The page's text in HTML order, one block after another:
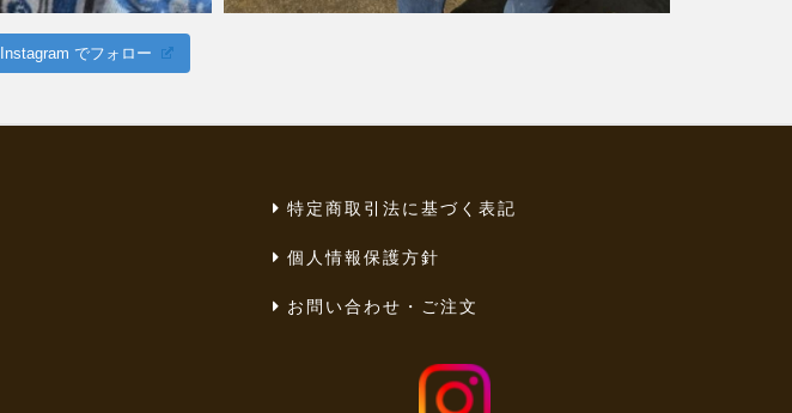
Instagram でフォロー
特定商取引法に基づく表記
個人情報保護方針
お問い合わせ・ご注文